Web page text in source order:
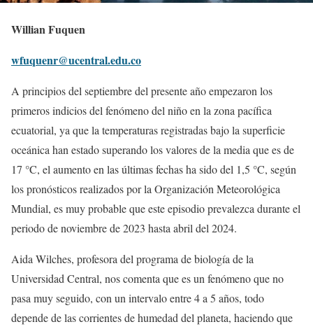
Willian Fuquen
wfuquenr@ucentral.edu.co
A principios del septiembre del presente año empezaron los
primeros indicios del fenómeno del niño en la zona pacífica
ecuatorial, ya que la temperaturas registradas bajo la superficie
oceánica han estado superando los valores de la media que es de
17 °C, el aumento en las últimas fechas ha sido del 1,5 °C, según
los pronósticos realizados por la Organización Meteorológica
Mundial, es muy probable que este episodio prevalezca durante el
periodo de noviembre de 2023 hasta abril del 2024.
Aida Wilches, profesora del programa de biología de la
Universidad Central, nos comenta que es un fenómeno que no
pasa muy seguido, con un intervalo entre 4 a 5 años, todo
depende de las corrientes de humedad del planeta, haciendo que